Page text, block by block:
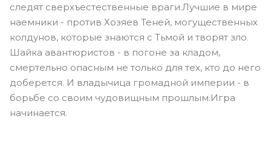
следят сверхъестественные враги.Лучшие в мире
наемники - против Хозяев Теней, могущественных
колдунов, которые знаются с Тьмой и творят зло.
Шайка авантюристов - в погоне за кладом,
смертельно опасным не только для тех, кто до него
доберется. И владычица громадной империи - в
борьбе со своим чудовищным прошлым.Игра
начинается.